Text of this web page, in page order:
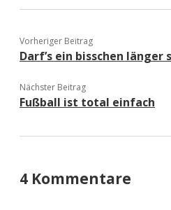
Vorheriger Beitrag
Darf’s ein bisschen länger
Nächster Beitrag
Fußball ist total einfach
4 Kommentare